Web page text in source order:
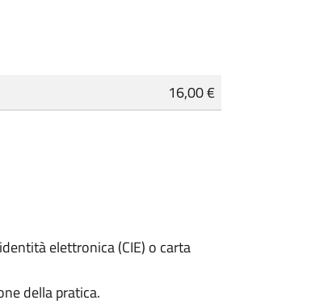
16,00 €
elettronica (CIE) o carta
della pratica.